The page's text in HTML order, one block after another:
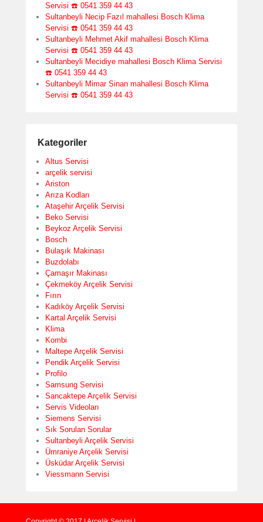
Servisi ☎️ 0541 359 44 43
Sultanbeyli Necip Fazıl mahallesi Bosch Klima
Servisi ☎️ 0541 359 44 43
Sultanbeyli Mehmet Akif mahallesi Bosch Klima
Servisi ☎️ 0541 359 44 43
Sultanbeyli Mecidiye mahallesi Bosch Klima Servisi
☎️ 0541 359 44 43
Sultanbeyli Mimar Sinan mahallesi Bosch Klima
Servisi ☎️ 0541 359 44 43
Kategoriler
Altus Servisi
arçelik servisi
Ariston
Arıza Kodları
Ataşehir Arçelik Servisi
Beko Servisi
Beykoz Arçelik Servisi
Bosch
Bulaşık Makinası
Buzdolabı
Çamaşır Makinası
Çekmeköy Arçelik Servisi
Fırın
Kadıköy Arçelik Servisi
Kartal Arçelik Servisi
Klima
Kombi
Maltepe Arçelik Servisi
Pendik Arçelik Servisi
Profilo
Samsung Servisi
Sancaktepe Arçelik Servisi
Servis Videoları
Siemens Servisi
Sık Sorulan Sorular
Sultanbeyli Arçelik Servisi
Ümraniye Arçelik Servisi
Üsküdar Arçelik Servisi
Viessmann Servisi